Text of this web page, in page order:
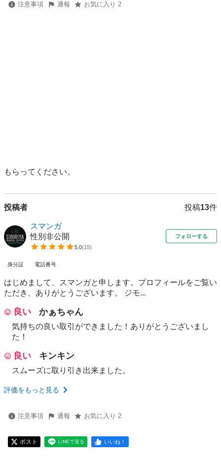
注意事項 通報 お気に入り 2
もらってください。
投稿者 投稿13件
スマンガ
性別非公開
5.0(15)
フォローする
身分証 電話番号
はじめまして、スマンガと申します。プロフィールをご覧い
ただき、ありがとうございます。 ジモ...
良い かぁちゃん
気持ちの良い取引ができました！ありがとうございまし
た！
良い キンキン
スムーズに取り引き出来ました。
評価をもっと見る
注意事項 通報 お気に入り 2
ポスト LINEで送る いいね！